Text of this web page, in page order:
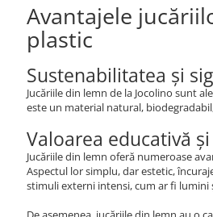
Avantajele
plastic
Sustenabilitatea și
Jucăriile din lemn de la Jocolino sunt
este un material natural,
Valoarea educativă
Jucăriile din lemn oferă numeroase
Aspectul lor simplu, dar estetic,
stimuli externi intensi, cum ar fi lumini